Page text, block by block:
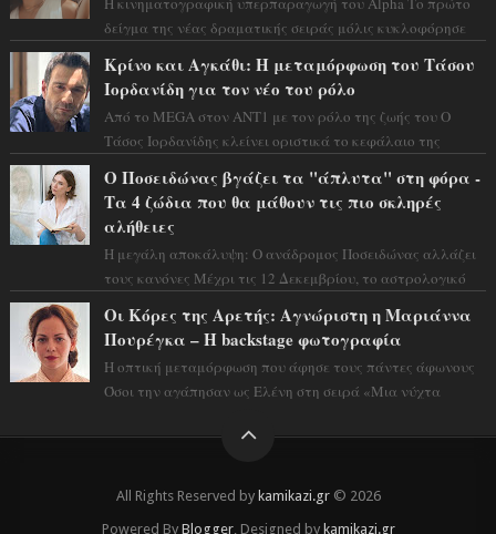
δείγμα της νέας δραματικής σειράς μόλις κυκλοφόρησε
Κρίνο και Αγκάθι: Η μεταμόρφωση του Τάσου
Ιορδανίδη για τον νέο του ρόλο
Από το MEGA στον ΑΝΤ1 με τον ρόλο της ζωής του Ο
Τάσος Ιορδανίδης κλείνει οριστικά το κεφάλαιο της
Ο Ποσειδώνας βγάζει τα "άπλυτα" στη φόρα -
Τα 4 ζώδια που θα μάθουν τις πιο σκληρές
αλήθειες
Η μεγάλη αποκάλυψη: Ο ανάδρομος Ποσειδώνας αλλάζει
τους κανόνες Μέχρι τις 12 Δεκεμβρίου, το αστρολογικό
Οι Κόρες της Αρετής: Αγνώριστη η Μαριάννα
Πουρέγκα – H backstage φωτογραφία
Η οπτική μεταμόρφωση που άφησε τους πάντες άφωνους
Όσοι την αγάπησαν ως Ελένη στη σειρά «Μια νύχτα
All Rights Reserved by kamikazi.gr© 2026
Powered By Blogger, Designed by kamikazi.gr